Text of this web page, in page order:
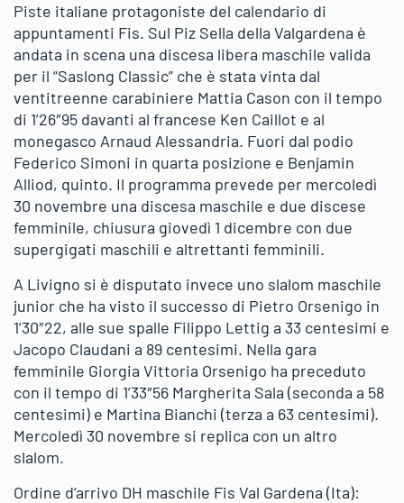
Piste italiane protagoniste del calendario di
appuntamenti Fis. Sul Piz Sella della Valgardena è
andata in scena una discesa libera maschile valida
per il “Saslong Classic” che è stata vinta dal
ventitreenne carabiniere Mattia Cason con il tempo
di 1’26″95 davanti al francese Ken Caillot e al
monegasco Arnaud Alessandria. Fuori dal podio
Federico Simoni in quarta posizione e Benjamin
Alliod, quinto. Il programma prevede per mercoledì
30 novembre una discesa maschile e due discese
femminile, chiusura giovedì 1 dicembre con due
supergigati maschili e altrettanti femminili.
A Livigno si è disputato invece uno slalom maschile
junior che ha visto il successo di Pietro Orsenigo in
1’30″22, alle sue spalle Filippo Lettig a 33 centesimi e
Jacopo Claudani a 89 centesimi. Nella gara
femminile Giorgia Vittoria Orsenigo ha preceduto
con il tempo di 1’33″56 Margherita Sala (seconda a 58
centesimi) e Martina Bianchi (terza a 63 centesimi).
Mercoledì 30 novembre si replica con un altro
slalom.
Ordine d’arrivo DH maschile Fis Val Gardena (Ita):